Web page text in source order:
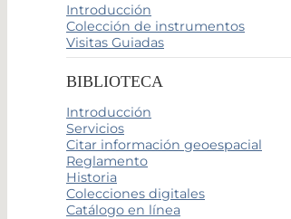
Introducción
Colección de instrumentos
Visitas Guiadas
BIBLIOTECA
Introducción
Servicios
Citar información geoespacial
Reglamento
Historia
Colecciones digitales
Catálogo en línea